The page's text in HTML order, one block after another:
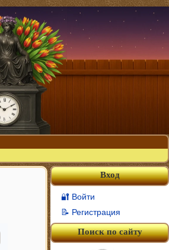
Вход
🔐 Войти
📝 Регистрация
Поиск по сайту